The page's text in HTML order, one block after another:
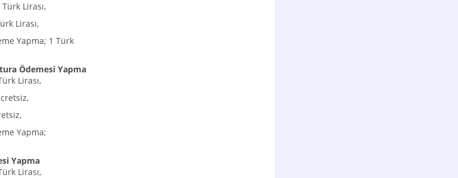
Lirası,
Lirası,
Yapma; 1 Türk
Ödemesi Yapma
Lirası,
Yapma;
Yapma
Lirası,